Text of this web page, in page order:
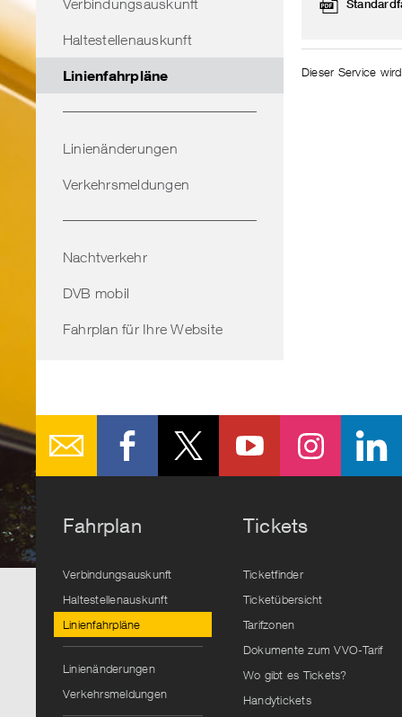
Verbindungsauskunft
Haltestellenauskunft
Linienfahrpläne
Linienänderungen
Verkehrsmeldungen
Nachtverkehr
DVB mobil
Fahrplan für Ihre Website
Dieser Service
Fahrplan
Verbindungsauskunft
Haltestellenauskunft
Linienfahrpläne
Linienänderungen
Verkehrsmeldungen
Tickets
Ticketfinder
Ticketübersicht
Tarifzonen
Dokumente zum VVO-Tarif
Wo gibt es Tickets?
Handytickets